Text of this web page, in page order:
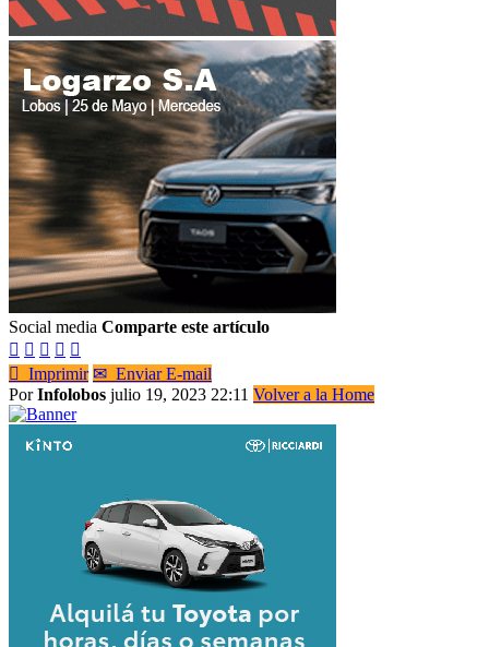
Social media Comparte este artículo
    
 Imprimir ✉ Enviar E-mail
PorInfolobos julio 19, 2023 22:11 Volver a la Home